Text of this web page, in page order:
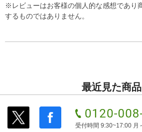
※レビューはお客様の個人的な感想であり
するものではありません。
最近見た商品
受付時間 9:30~17:00 月